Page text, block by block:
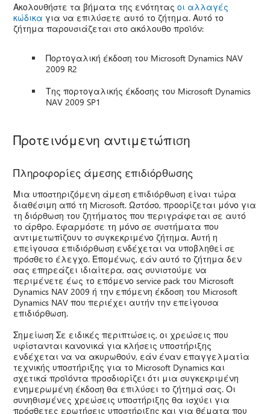
Ακολουθήστε τα βήματα της ενότηταςοι αλλαγές
κώδικα για να επιλύσετε αυτό το ζήτημα. Αυτό το
ζήτημα παρουσιάζεται στο ακόλουθο προϊόν:
Πορτογαλική έκδοση του Microsoft Dynamics NAV
2009 R2
Της πορτογαλικής έκδοσης του Microsoft Dynamics
NAV 2009 SP1
Προτεινόμενη αντιμετώπιση
Πληροφορίες άμεσης επιδιόρθωσης
Μια υποστηριζόμενη άμεση επιδιόρθωση είναι τώρα
διαθέσιμη από τη Microsoft. Ωστόσο, προορίζεται μόνο για
τη διόρθωση του ζητήματος που περιγράφεται σε αυτό
το άρθρο. Eφαρμόστε τη μόνο σε συστήματα που
αντιμετωπίζουν το συγκεκριμένο ζήτημα. Αυτή η
επείγουσα επιδιόρθωση ενδέχεται να υποβληθεί σε
πρόσθετο έλεγχο. Επομένως, εάν αυτό το ζήτημα δεν
σας επηρεάζει ιδιαίτερα, σας συνιστούμε να
περιμένετε έως το επόμενο service pack του Microsoft
Dynamics NAV 2009 ή την επόμενη έκδοση του Microsoft
Dynamics NAV που περιέχει αυτήν την επείγουσα
επιδιόρθωση.
Σημείωση Σε ειδικές περιπτώσεις, οι χρεώσεις που
υφίστανται κανονικά για κλήσεις υποστήριξης
ενδέχεται να να ακυρωθούν, εάν έναν επαγγελματία
τεχνικής υποστήριξης για το Microsoft Dynamics και
σχετικά προϊόντα προσδιορίζει ότι μια συγκεκριμένη
ενημερωμένη έκδοση θα επιλύσει το ζήτημά σας. Οι
συνηθισμένες χρεώσεις υποστήριξης θα ισχύει για
πρόσθετες ερωτήσεις υποστήριξης και για θέματα που